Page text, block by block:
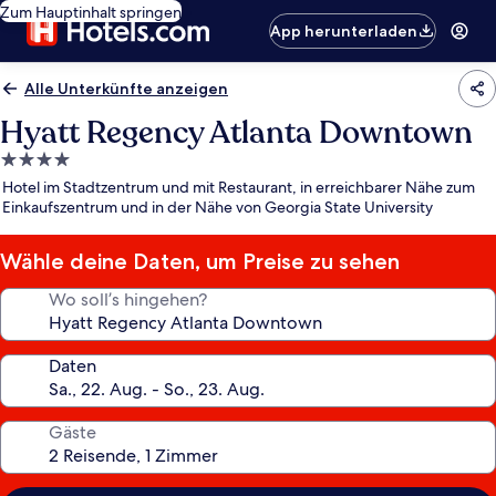
Zum Hauptinhalt springen
App herunterladen
Alle Unterkünfte anzeigen
Hyatt Regency Atlanta Downtown
4.0-
Sterne-
Unterkunft
Hotel im Stadtzentrum und mit Restaurant, in erreichbarer Nähe zum
Einkaufszentrum und in der Nähe von Georgia State University
Wähle deine Daten, um Preise zu sehen
Wo soll’s hingehen?
Daten
Gäste